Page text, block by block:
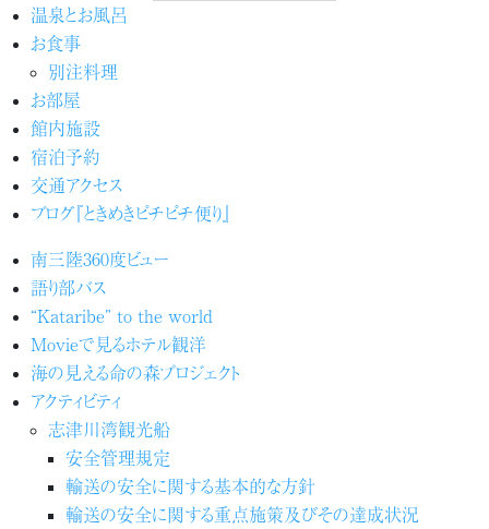
温泉とお風呂
お食事
別注料理
お部屋
館内施設
宿泊予約
交通アクセス
ブログ『ときめきピチピチ便り』
南三陸360度ビュー
語り部バス
“Kataribe” to the world
Movieで見るホテル観洋
海の見える命の森プロジェクト
アクティビティ
志津川湾観光船
安全管理規定
輸送の安全に関する基本的な方針
輸送の安全に関する重点施策及びその達成状況